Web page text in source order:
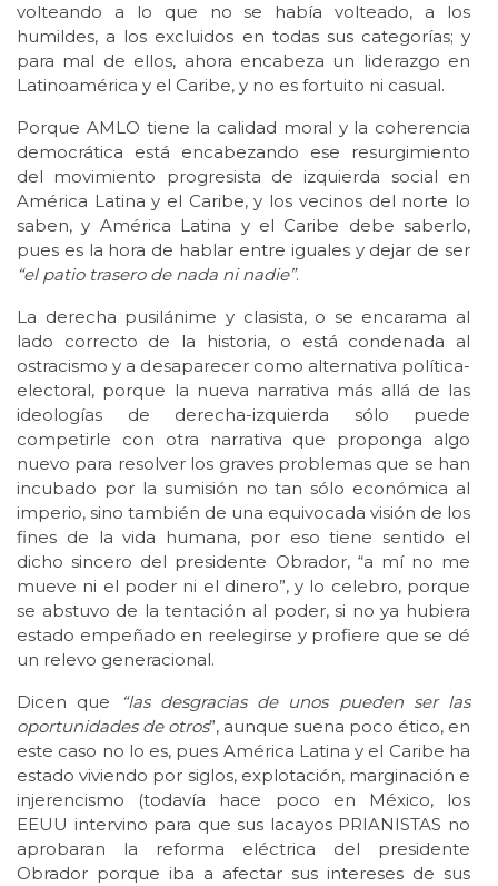
volteando a lo que no se había volteado, a los
humildes, a los excluidos en todas sus categorías; y
para mal de ellos, ahora encabeza un liderazgo en
Latinoamérica y el Caribe, y no es fortuito ni casual.
Porque AMLO tiene la calidad moral y la coherencia
democrática está encabezando ese resurgimiento
del movimiento progresista de izquierda social en
América Latina y el Caribe, y los vecinos del norte lo
saben, y América Latina y el Caribe debe saberlo,
pues es la hora de hablar entre iguales y dejar de ser
“el patio trasero de nada ni nadie”.
La derecha pusilánime y clasista, o se encarama al
lado correcto de la historia, o está condenada al
ostracismo y a desaparecer como alternativa política-
electoral, porque la nueva narrativa más allá de las
ideologías de derecha-izquierda sólo puede
competirle con otra narrativa que proponga algo
nuevo para resolver los graves problemas que se han
incubado por la sumisión no tan sólo económica al
imperio, sino también de una equivocada visión de los
fines de la vida humana, por eso tiene sentido el
dicho sincero del presidente Obrador, “a mí no me
mueve ni el poder ni el dinero”, y lo celebro, porque
se abstuvo de la tentación al poder, si no ya hubiera
estado empeñado en reelegirse y profiere que se dé
un relevo generacional.
Dicen que
“las desgracias de unos pueden ser las
oportunidades de otros”, aunque suena poco ético, en
este caso no lo es, pues América Latina y el Caribe ha
estado viviendo por siglos, explotación, marginación e
injerencismo (todavía hace poco en México, los
EEUU intervino para que sus lacayos PRIANISTAS no
aprobaran la reforma eléctrica del presidente
Obrador porque iba a afectar sus intereses de sus